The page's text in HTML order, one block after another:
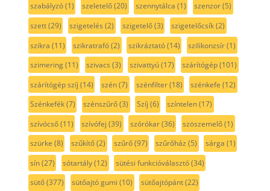
szabályzó(1) szeletelő(20) szennytálca (1) szenzor(5)
szett(29) szigetelés (2) szigetelő(3) szigetelőcsík(2)
szikra (11) szikratrafó(2) szikráztató(14) szilikonzsír(1)
szimering(11) szivacs (3) szivattyú(17) szárítógép(101)
szárítógép szíj (14) szén(7) szénfilter(18) szénkefe (12)
Szénkefék(7) szénszűrő(3) Szíj (6) színtelen(17)
szívócső(11) szívófej (39) szórókar(36) szöszemelő(1)
szürke (8) szűkítő(2) szűrő(97) szűrőház (5) sárga (1)
sín(27) sótartály(12) sütési funkcióválasztó(34)
sütő(377) sütőajtó gumi (10) sütőajtópánt(22)